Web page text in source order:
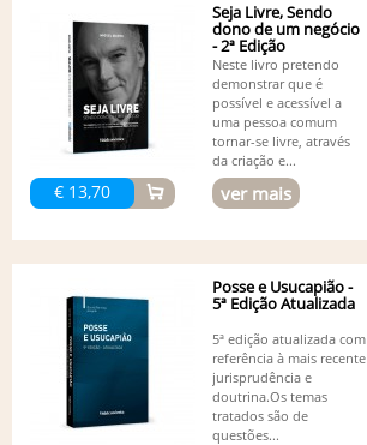
€ 13,70
Seja Livre, Sendo
dono de um negócio
- 2ª Edição
Neste livro pretendo
demonstrar que é
possível e acessível a
uma pessoa comum
tornar-se livre, através
da criação e...
ver mais
Posse e Usucapião -
5ª Edição Atualizada
5ª edição atualizada com
referência à mais recente
jurisprudência e
doutrina.Os temas
tratados são de
questões...